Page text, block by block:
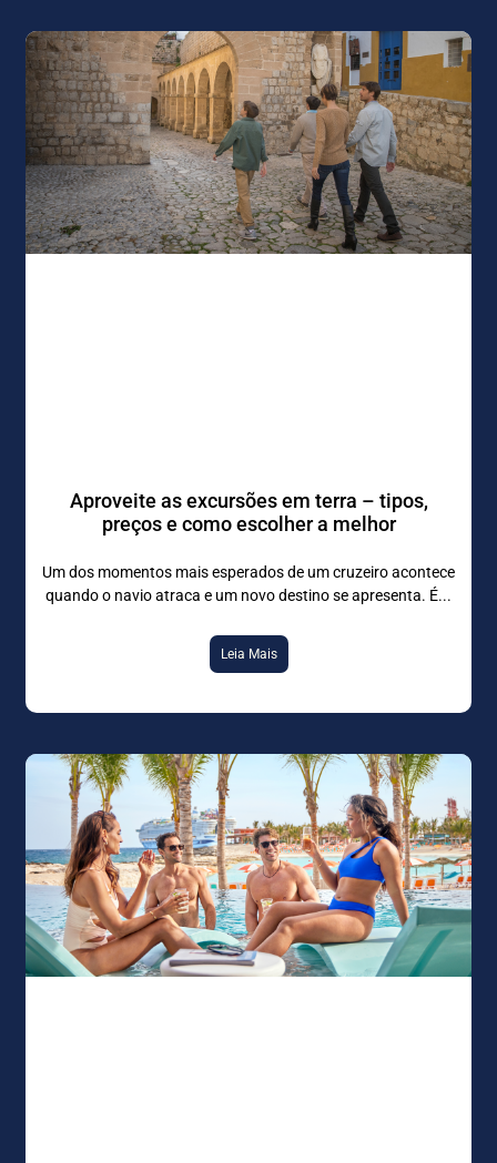
Aproveite as excursões em terra – tipos,
preços e como escolher a melhor
Um dos momentos mais esperados de um cruzeiro acontece
quando o navio atraca e um novo destino se apresenta. É
Leia Mais